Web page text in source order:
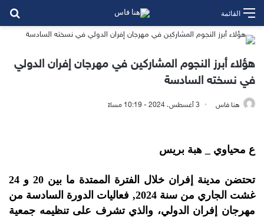
القائمة
هؤلاء أبرز النجوم المشاركين في مهرجان إفران الدولي
في نسخته السادسة
هنا فاس 3 أغسطس، 2024 - 10:19 مساءً
ع محياوي _ هبة بريس
تحتضن مدينة إفران خلال الفترة الممتدة ما بين 20 و 24
غشت الجاري من سنة 2024, فعاليات الدورة السادسة من
مهرجان إفران الدولي، والذي تشرف على تنظيمه جمعية